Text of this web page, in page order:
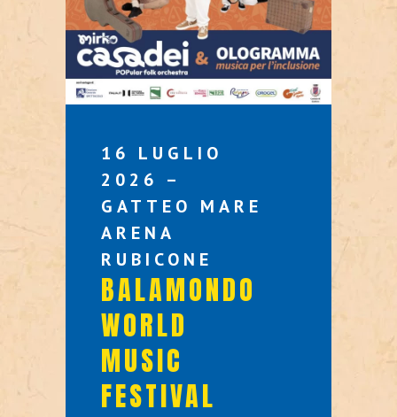
16 LUGLIO
2026 –
GATTEO MARE
ARENA
RUBICONE
BALAMONDO
WORLD
MUSIC
FESTIVAL